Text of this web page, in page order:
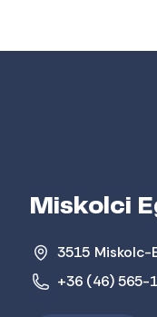
Miskolci
3515 Miskolc-
+36 (46) 565-